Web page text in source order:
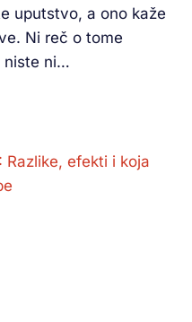
uputstvo, a ono kaže
Ni reč o tome
niste ni…